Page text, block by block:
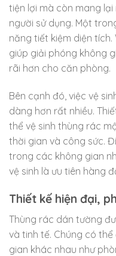
tiện lợi mà còn mang
người sử dụng. Một
năng tiết kiệm diện
giúp giải phóng không
rãi hơn cho căn phòng.
Bên cạnh đó, việc vệ
dàng hơn rất nhiều.
thể vệ sinh thùng rác
thời gian và công sức.
trong các không gian
vệ sinh là ưu tiên hàng
Thiết kế hiện đại,
Thùng rác dán tường
và tinh tế. Chúng có
gian khác nhau như